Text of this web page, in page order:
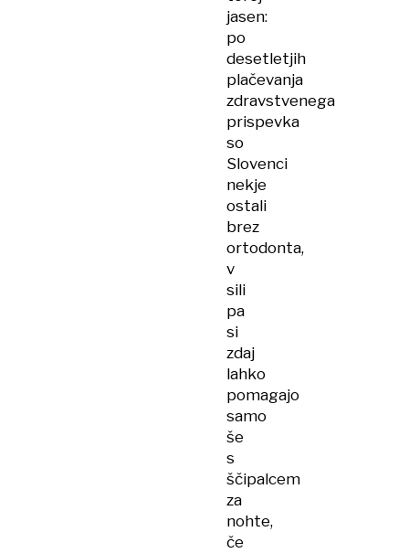
jasen:
po
desetletjih
plačevanja
zdravstvenega
prispevka
so
Slovenci
nekje
ostali
brez
ortodonta,
v
sili
pa
si
zdaj
lahko
pomagajo
samo
še
s
ščipalcem
za
nohte,
če